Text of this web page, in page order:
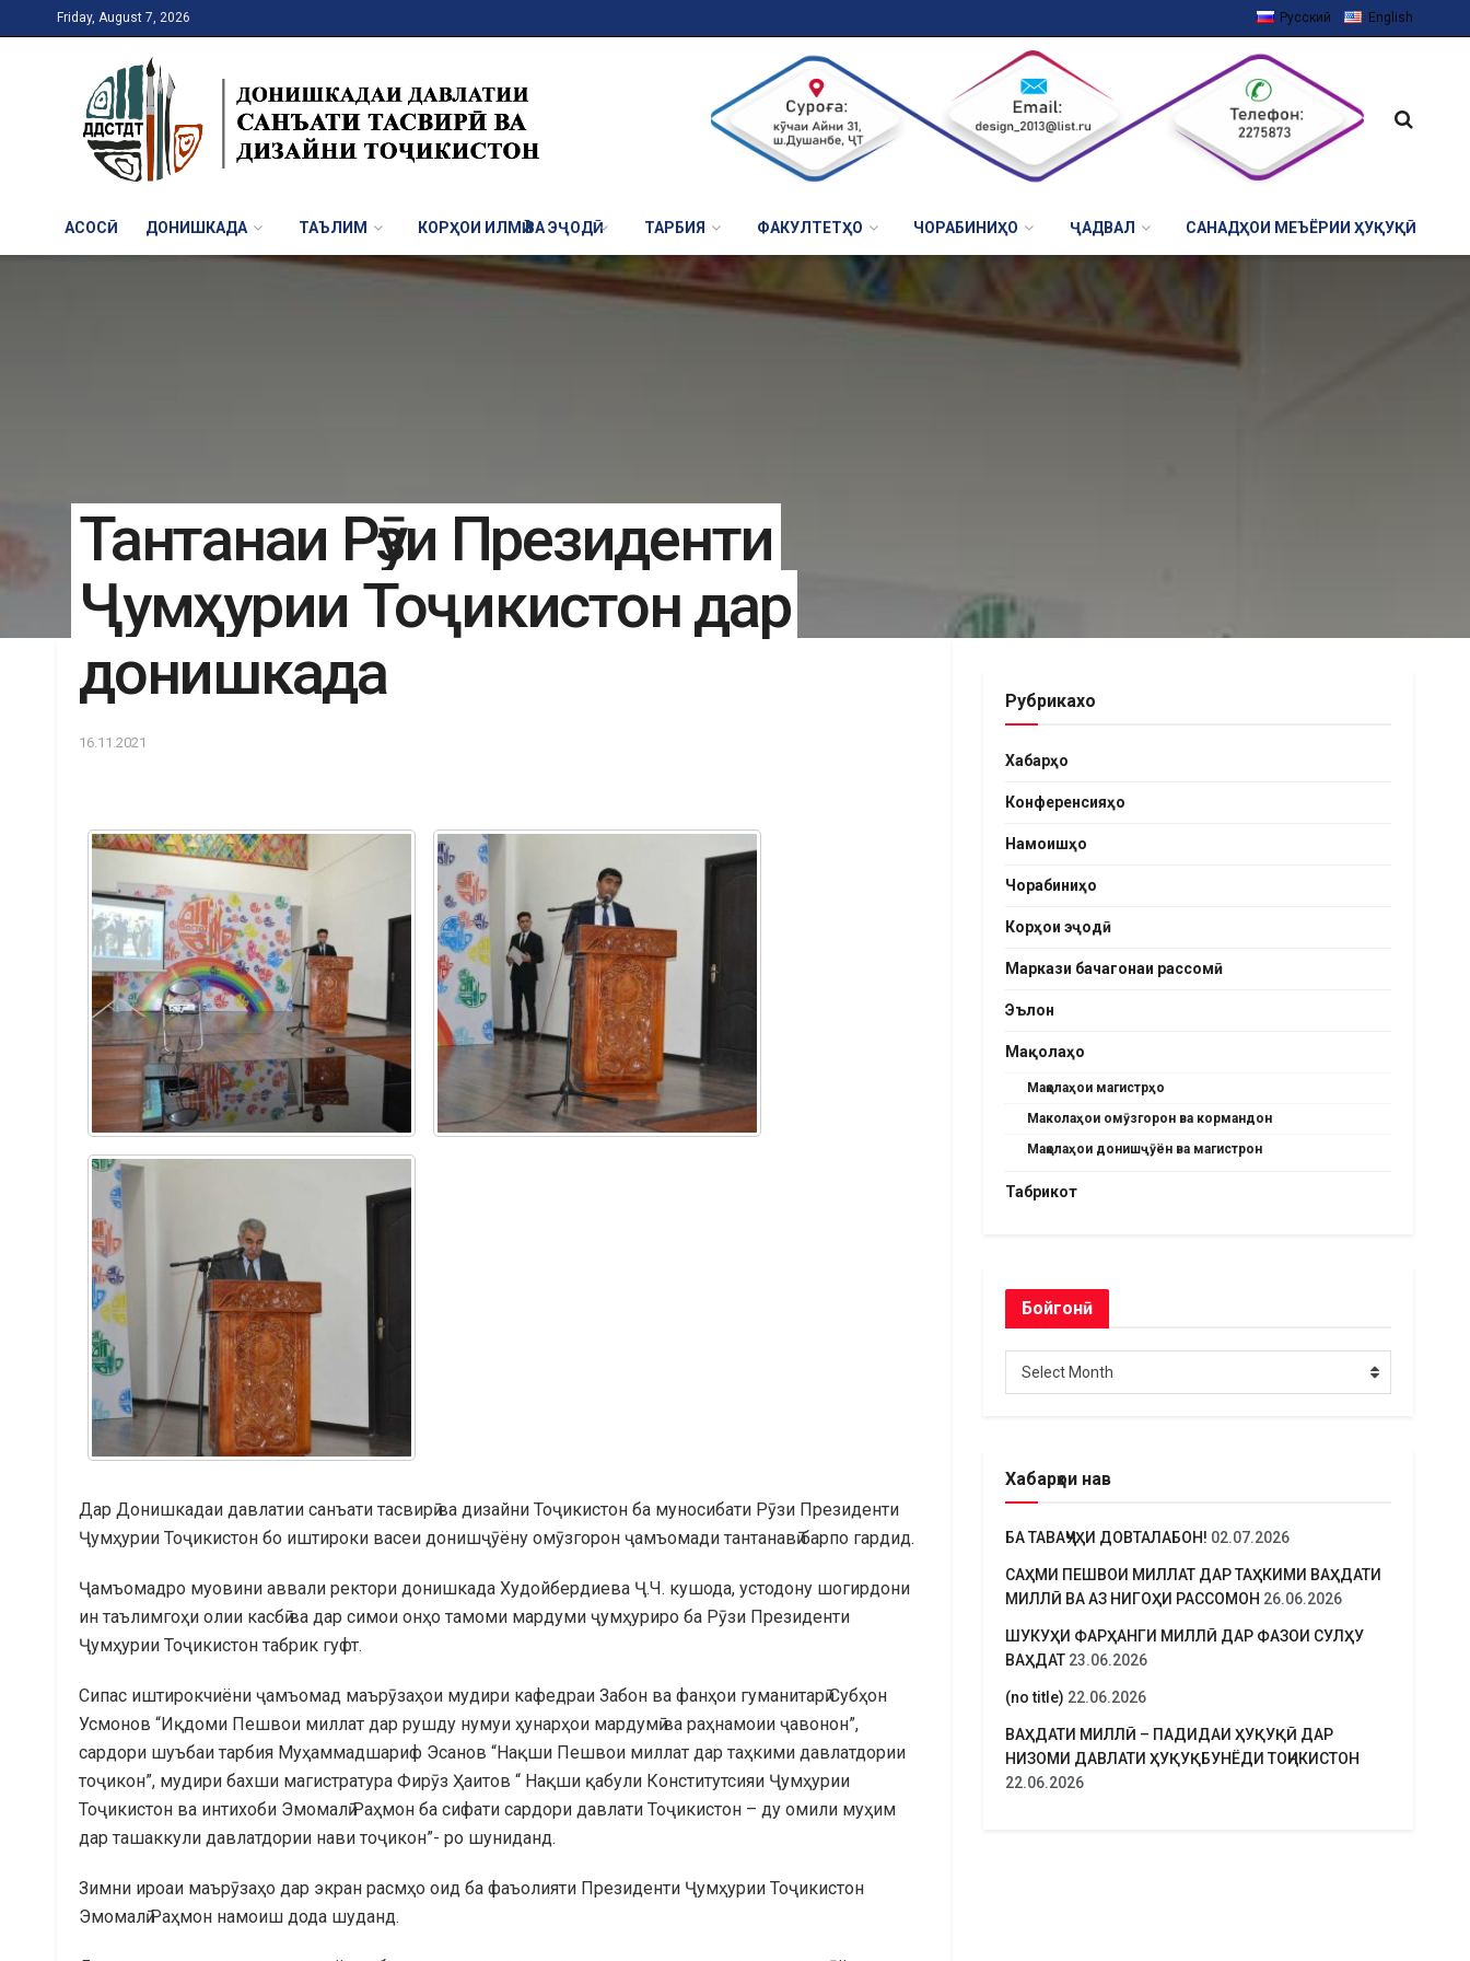
Friday, August 7, 2026 Русский English
АСОСӢ ДОНИШКАДА ТАЪЛИМ КОРҲОИ ИЛМӢ ВА ЭҶОДӢ ТАРБИЯ ФАКУЛТЕТҲО ЧОРАБИНИҲО ҶАДВАЛ САНАДҲОИ МЕЪЁРИИ ҲУҚУҚӢ
Тантанаи Рӯзи Президенти
Ҷумҳурии Тоҷикистон дар
донишкада
16.11.2021
Дар Донишкадаи давлатии санъати тасвирӣ ва дизайни Тоҷикистон ба муносибати Рӯзи Президенти
Ҷумҳурии Тоҷикистон бо иштироки васеи донишҷӯёну омӯзгорон ҷамъомади тантанавӣ барпо гардид.
Ҷамъомадро муовини аввали ректори донишкада Худойбердиева Ҷ.Ч. кушода, устодону шогирдони
ин таълимгоҳи олии касбӣ ва дар симои онҳо тамоми мардуми ҷумҳуриро ба Рӯзи Президенти
Ҷумҳурии Тоҷикистон табрик гуфт.
Сипас иштирокчиёни ҷамъомад маърӯзаҳои мудири кафедраи Забон ва фанҳои гуманитарӣ Субҳон
Усмонов “Иқдоми Пешвои миллат дар рушду нумуи ҳунарҳои мардумӣ ва раҳнамоии ҷавонон”,
сардори шуъбаи тарбия Муҳаммадшариф Эсанов “Нақши Пешвои миллат дар таҳкими давлатдории
тоҷикон”, мудири бахши магистратура Фирӯз Ҳаитов “ Нақши қабули Конститутсияи Ҷумҳурии
Тоҷикистон ва интихоби Эмомалӣ Раҳмон ба сифати сардори давлати Тоҷикистон – ду омили муҳим
дар ташаккули давлатдории нави тоҷикон”- ро шуниданд.
Зимни ироаи маърӯзаҳо дар экран расмҳо оид ба фаъолияти Президенти Ҷумҳурии Тоҷикистон
Эмомалӣ Раҳмон намоиш дода шуданд.
Рубрикахо
Хабарҳо
Конференсияҳо
Намоишҳо
Чорабиниҳо
Корҳои эҷодӣ
Маркази бачагонаи рассомӣ
Эълон
Мақолаҳо
Мақолаҳои магистрҳо
Маколаҳои омӯзгорон ва кормандон
Мақолаҳои донишҷӯён ва магистрон
Табрикот
Бойгонӣ
Select Month
Хабарҳои нав
БА ТАВАҶҶУҲИ ДОВТАЛАБОН! 02.07.2026
САҲМИ ПЕШВОИ МИЛЛАТ ДАР ТАҲКИМИ ВАҲДАТИ
МИЛЛӢ ВА АЗ НИГОҲИ РАССОМОН 26.06.2026
ШУКУҲИ ФАРҲАНГИ МИЛЛӢ ДАР ФАЗОИ СУЛҲУ
ВАҲДАТ 23.06.2026
(no title) 22.06.2026
ВАҲДАТИ МИЛЛӢ – ПАДИДАИ ҲУҚУҚӢ ДАР
НИЗОМИ ДАВЛАТИ ҲУҚУҚБУНЁДИ ТОҶИКИСТОН
22.06.2026